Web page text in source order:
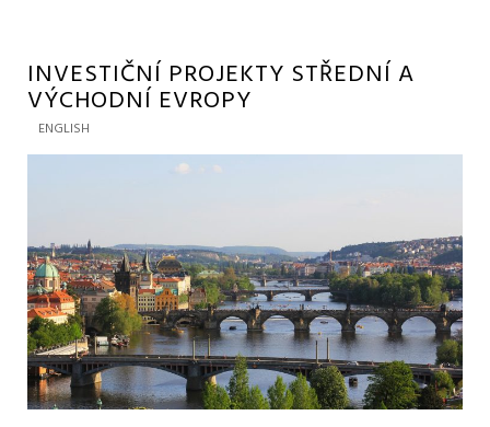
INVESTIČNÍ PROJEKTY STŘEDNÍ A
VÝCHODNÍ EVROPY
ENGLISH